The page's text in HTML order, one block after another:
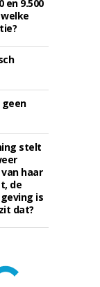
en 9.500
stelt
haar
de
is
dat?